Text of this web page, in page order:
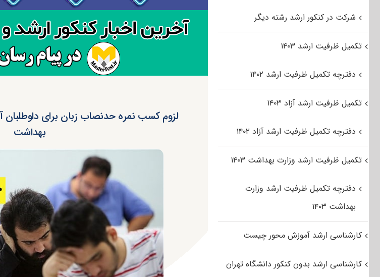
بهداشت
شرکت در کنکور ارشد رشته دیگر
تکمیل ظرفیت ارشد ۱۴۰۳
دفترچه تکمیل ظرفیت ارشد ۱۴۰۲
تکمیل ظرفیت ارشد آزاد ۱۴۰۳
دفترچه تکمیل ظرفیت ارشد آزاد ۱۴۰۲
تکمیل ظرفیت ارشد وزارت بهداشت ۱۴۰۳
دفترچه تکمیل ظرفیت ارشد وزارت
بهداشت ۱۴۰۳
کارشناسی ارشد آموزش محور چیست
کارشناسی ارشد بدون کنکور دانشگاه تهران